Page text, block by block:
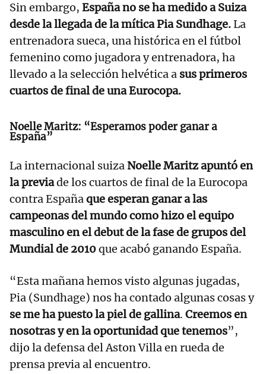
Sin embargo, España no se ha medido a Suiza
desde la llegada de la mítica Pia Sundhage.La
entrenadora sueca, una histórica en el fútbol
femenino como jugadora y entrenadora, ha
llevado a la selección helvética a sus primeros
cuartos de final de una Eurocopa.
Noelle Maritz: “Esperamos poder ganar a
España”
La internacional suiza Noelle Maritz apuntó en
la previade los cuartos de final de la Eurocopa
contra Españaque esperan ganar a las
campeonas del mundo como hizo el equipo
masculino en el debut de la fase de grupos del
Mundial de 2010que acabó ganando España.
“Esta mañana hemos visto algunas jugadas,
Pia (Sundhage) nos ha contado algunas cosas y
se me ha puesto la piel de gallina. Creemos en
nosotras y en la oportunidad que tenemos”,
dijo la defensa del Aston Villa en rueda de
prensa previa al encuentro.